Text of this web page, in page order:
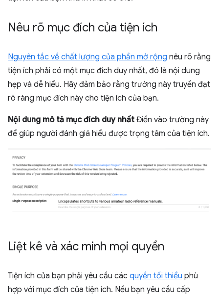
Nêu rõ mục đích của tiện ích
Nguyên tắc về chất lượng của phần mở rộng nêu rõ rằng
tiện ích phải có một mục đích duy nhất, đó là nội dung
hẹp và dễ hiểu. Hãy đảm bảo rằng trường này truyền đạt
rõ ràng mục đích này cho tiện ích của bạn.
Nội dung mô tả mục đích duy nhất Điền vào trường này
để giúp người đánh giá hiểu được trọng tâm của tiện ích.
Liệt kê và xác minh mọi quyền
Tiện ích của bạn phải yêu cầu các quyền tối thiểu phù
hợp với mục đích của tiện ích. Nếu bạn yêu cầu cấp